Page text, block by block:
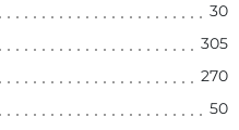
30
305
270
50